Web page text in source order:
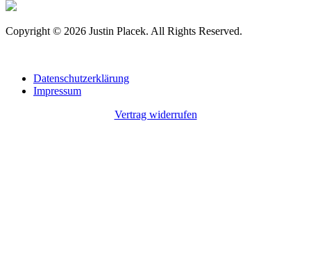
Copyright © 2026 Justin Placek. All Rights Reserved.
Datenschutzerklärung
Impressum
Vertrag widerrufen